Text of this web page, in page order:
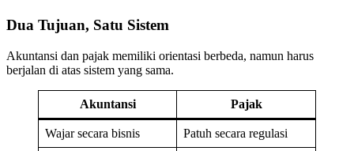
Dua Tujuan, Satu Sistem
Akuntansi dan pajak memiliki orientasi berbeda, namun harus
berjalan di atas sistem yang sama.
Akuntansi Pajak
Wajar secara bisnis Patuh secara regulasi